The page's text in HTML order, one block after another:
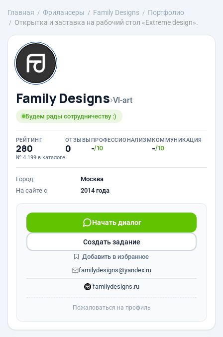
Главная Фрилансеры Family Designs
Портфолио
Открытка и заставка на рабочий стол «Extreme design».
Family Designs›Vl-art
Будем рады сотрудничеству :)
РЕЙТИНГ
280
№ 4 199 в каталоге
ОТЗЫВЫ
0
ПРОФЕССИОНАЛИЗМ
-/10
КОММУНИКАЦИЯ
-/10
Город
Москва
На сайте с
2014 года
Начать диалог
familydesigns@yandex.ru
familydesigns.ru
Создать задание
Добавить в избранное
Пожаловаться на профиль